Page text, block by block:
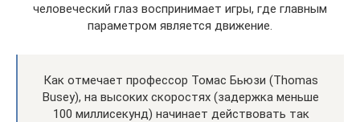
человеческий глаз воспринимает игры, где главным
параметром является движение.
Как отмечает профессор Томас Бьюзи (Thomas
Busey), на высоких скоростях (задержка меньше
100 миллисекунд) начинает действовать так